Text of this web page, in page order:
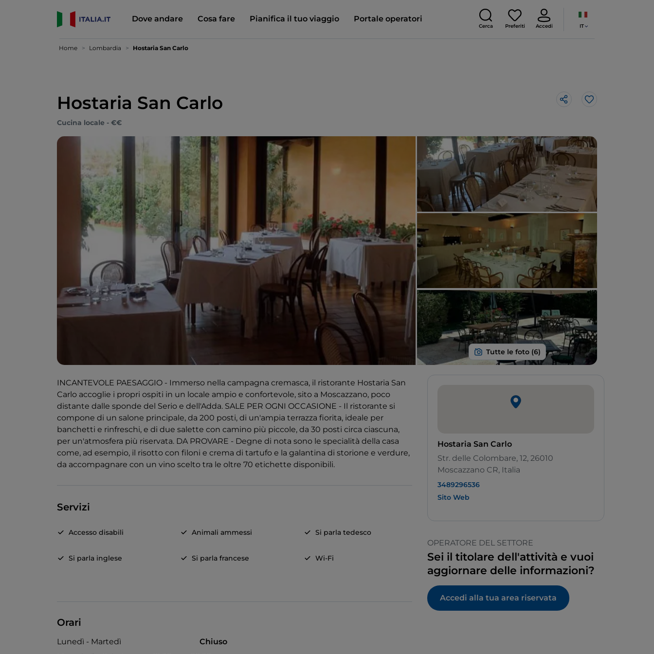
Dove andare Cosa fare Pianifica il tuo viaggio Portale operatori
Cerca Preferiti Accedi IT
Home Lombardia Hostaria San Carlo
Hostaria San Carlo Like
Cucina locale - €€
INCANTEVOLE PAESAGGIO - Immerso nella campagna cremasca, il ristorante Hostaria San
Carlo accoglie i propri ospiti in un locale ampio e confortevole, sito a Moscazzano, poco
distante dalle sponde del Serio e dell'Adda. SALE PER OGNI OCCASIONE - Il ristorante si
compone di un salone principale, da 200 posti, di un'ampia terrazza fiorita, ideale per
banchetti e rinfreschi, e di due salette con camino più piccole, da 30 posti circa ciascuna,
per un'atmosfera più riservata. DA PROVARE - Degne di nota sono le specialità della casa
come, ad esempio, il risotto con filoni e crema di tartufo e la galantina di storione e verdure,
da accompagnare con un vino scelto tra le oltre 70 etichette disponibili.
Servizi
Accesso disabili Animali ammessi Si parla tedesco
Si parla inglese Si parla francese Wi-Fi
Orari
Lunedì - Martedì
Chiuso
Hostaria San Carlo
Str. delle Colombare, 12, 26010
Moscazzano CR, Italia
3489296536
Sito Web
OPERATORE DEL SETTORE
Sei il titolare dell'attività e vuoi
aggiornare delle informazioni?
Accedi alla tua area riservata